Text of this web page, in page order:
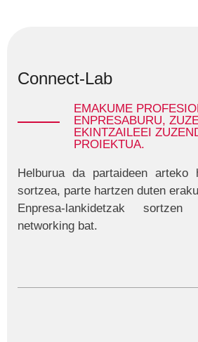
Connect-Lab
EMAKUME
ENPRESABURU,
EKINTZAILEEI
PROIEKTUA.
Helburua da partaideen arteko
sortzea, parte hartzen duten
Enpresa-lankidetzak
networking bat.